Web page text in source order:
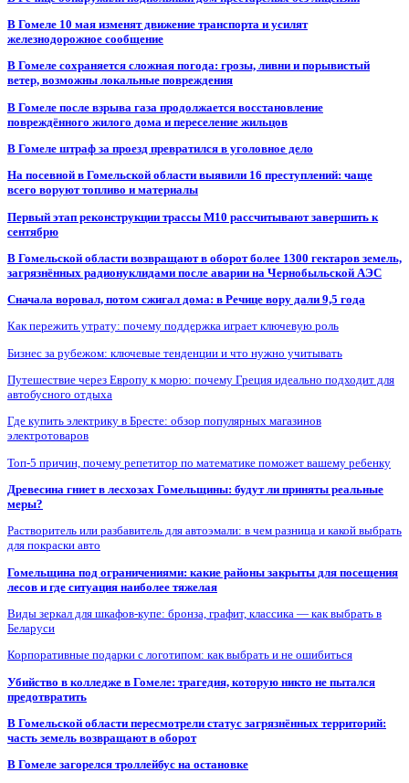
В Гомеле 10 мая изменят движение транспорта и усилят
железнодорожное сообщение
В Гомеле сохраняется сложная погода: грозы, ливни и порывистый
ветер, возможны локальные повреждения
В Гомеле после взрыва газа продолжается восстановление
повреждённого жилого дома и переселение жильцов
В Гомеле штраф за проезд превратился в уголовное дело
На посевной в Гомельской области выявили 16 преступлений: чаще
всего воруют топливо и материалы
Первый этап реконструкции трассы М10 рассчитывают завершить к
сентябрю
В Гомельской области возвращают в оборот более 1300 гектаров земель,
загрязнённых радионуклидами после аварии на Чернобыльской АЭС
Сначала воровал, потом сжигал дома: в Речице вору дали 9,5 года
Как пережить утрату: почему поддержка играет ключевую роль
Бизнес за рубежом: ключевые тенденции и что нужно учитывать
Путешествие через Европу к морю: почему Греция идеально подходит для
автобусного отдыха
Где купить электрику в Бресте: обзор популярных магазинов
электротоваров
Топ-5 причин, почему репетитор по математике поможет вашему ребенку
Древесина гниет в лесхозах Гомельщины: будут ли приняты реальные
меры?
Растворитель или разбавитель для автоэмали: в чем разница и какой выбрать
для покраски авто
Гомельщина под ограничениями: какие районы закрыты для посещения
лесов и где ситуация наиболее тяжелая
Виды зеркал для шкафов-купе: бронза, графит, классика — как выбрать в
Беларуси
Корпоративные подарки с логотипом: как выбрать и не ошибиться
Убийство в колледже в Гомеле: трагедия, которую никто не пытался
предотвратить
В Гомельской области пересмотрели статус загрязнённых территорий:
часть земель возвращают в оборот
В Гомеле загорелся троллейбус на остановке